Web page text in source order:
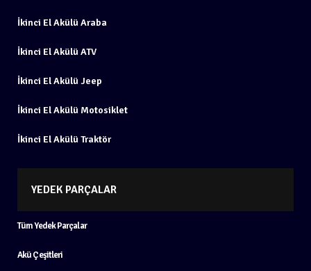
İkinci El Akülü Araba
İkinci El Akülü ATV
İkinci El Akülü Jeep
İkinci El Akülü Motosiklet
İkinci El Akülü Traktör
YEDEK PARÇALAR
Tüm Yedek Parçalar
Akü Çeşitleri